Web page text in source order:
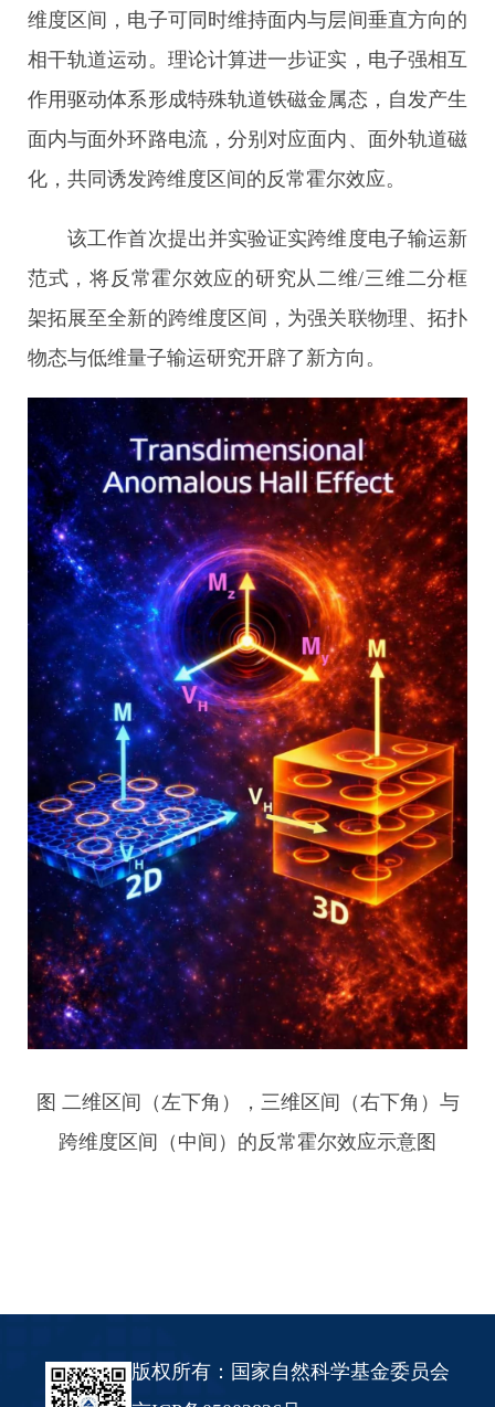
维度区间，电子可同时维持面内与层间垂直方向的
相干轨道运动。理论计算进一步证实，电子强相互
作用驱动体系形成特殊轨道铁磁金属态，自发产生
面内与面外环路电流，分别对应面内、面外轨道磁
化，共同诱发跨维度区间的反常霍尔效应。
该工作首次提出并实验证实跨维度电子输运新
范式，将反常霍尔效应的研究从二维/三维二分框
架拓展至全新的跨维度区间，为强关联物理、拓扑
物态与低维量子输运研究开辟了新方向。
图 二维区间（左下角），三维区间（右下角）与
跨维度区间（中间）的反常霍尔效应示意图
版权所有：国家自然科学基金委员会